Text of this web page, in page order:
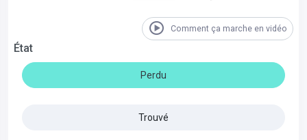
Comment ça marche en vidéo
État
Perdu
Trouvé